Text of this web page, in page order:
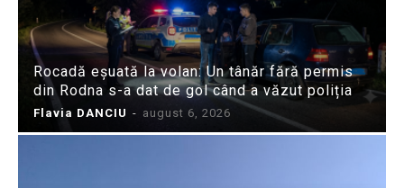
Rocadă eșuată la volan: Un tânăr fără permis
din Rodna s-a dat de gol când a văzut poliția
Flavia DANCIU - august 6, 2026